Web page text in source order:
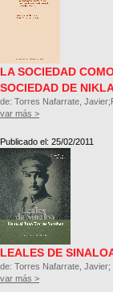
LA SOCIEDAD
SOCIEDAD DE
de: Torres Nafarrate,
var más >
Publicado el: 25/02/2011
LEALES DE
de: Torres Nafarrate, Javier;
var más >